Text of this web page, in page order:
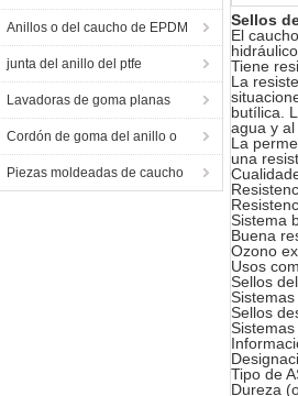
Anillos o del caucho de EPDM
junta del anillo del ptfe
Lavadoras de goma planas
Cordón de goma del anillo o
Piezas moldeadas de caucho
Sellos
El
Tiene
La
butílica.
agua y al
La
una
Sistema
Buena
Ozono
Usos
Sellos
Sellos
Tipo de
Dureza